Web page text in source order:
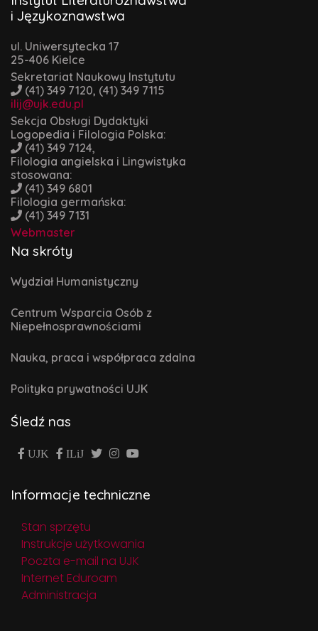
i Językoznawstwa
ul. Uniwersytecka 17
25-406 Kielce
Sekretariat Naukowy Instytutu
(41) 349 7120, (41) 349 7115
ilij@ujk.edu.pl
Sekcja Obsługi Dydaktyki
Logopedia i Filologia Polska:
(41) 349 7124,
Filologia angielska i Lingwistyka
stosowana:
(41) 349 6801
Filologia germańska:
(41) 349 7131
Webmaster
Na skróty
Wydział Humanistyczny
Centrum Wsparcia Osób z
Niepełnosprawnościami
Nauka, praca i współpraca zdalna
Polityka prywatności UJK
Śledź nas
UJK ILiJ
Informacje techniczne
Stan sprzętu
Instrukcje użytkowania
Poczta e-mail na UJK
Internet Eduroam
Administracja